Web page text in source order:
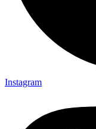
Instagram